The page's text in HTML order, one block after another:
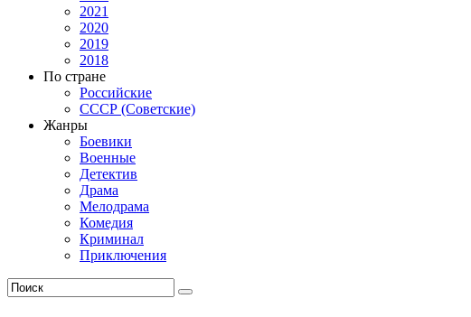
2021
2020
2019
2018
По стране
Российские
СССР (Советские)
Жанры
Боевики
Военные
Детектив
Драма
Мелодрама
Комедия
Криминал
Приключения